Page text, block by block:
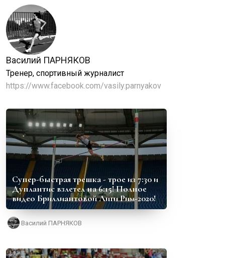
Василий ПАРНЯКОВ
Тренер, спортивный журналист
https://www.facebook.com/vasily.parnyakov
Супер-быстрая трешка - трое из 7:30 и
Дуплантис взлетел на 6:15! Полное
видео Бриллиантовой Лиги Рим-2020!
Василий ПАРНЯКОВ